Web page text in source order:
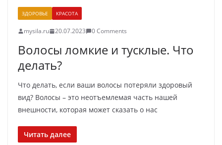
ЗДОРОВЬЕ КРАСОТА
mysila.ru 20.07.2023 0 Comments
Волосы ломкие и тусклые. Что
делать?
Что делать, если ваши волосы потеряли здоровый
вид? Волосы – это неотъемлемая часть нашей
внешности, которая может сказать о нас
Читать далее